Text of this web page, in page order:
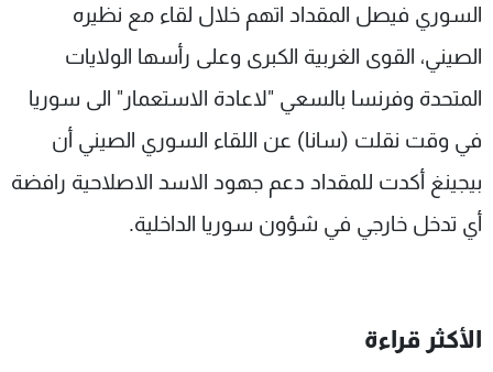
السوري فيصل المقداد اتهم خلال لقاء مع نظيره
الصيني، القوى الغربية الكبرى وعلى رأسها الولايات
المتحدة وفرنسا بالسعي "لاعادة الاستعمار" الى سوريا
في وقت نقلت (سانا) عن اللقاء السوري الصيني أن
بيجينغ أكدت للمقداد دعم جهود الاسد الاصلاحية رافضة
أي تدخل خارجي في شؤون سوريا الداخلية.
الأكثر قراءة